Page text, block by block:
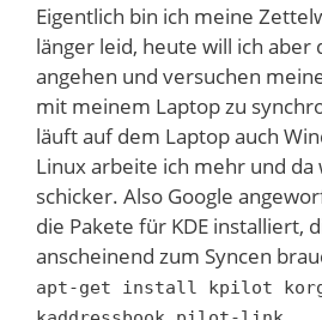
Eigentlich bin ich meine
länger leid, heute will ich aber
angehen und versuchen
mit meinem Laptop zu
läuft auf dem Laptop auch
Linux arbeite ich mehr und da
schicker. Also Google
die Pakete für KDE installiert,
anscheinend zum Syncen
apt-get install kpilot